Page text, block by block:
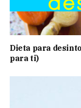
Dieta para
para ti)